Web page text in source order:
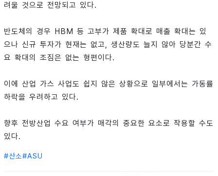
려울 것으로 전망되고 있다.
반도체의 경우 HBM 등 고부가 제품 확대로 매출 확대는 있
으나 신규 투자가 현재는 없고, 생산량도 늘지 않아 당분간 수
요 확대의 조짐은 없는 형편이다.
이에 산업 가스 사업도 쉽지 않은 상황으로 일부에서는 가동률
하락을 우려하고 있다.
향후 전방산업 수요 여부가 매각의 중요한 요소로 작용할 수도
있다.
#산소#ASU